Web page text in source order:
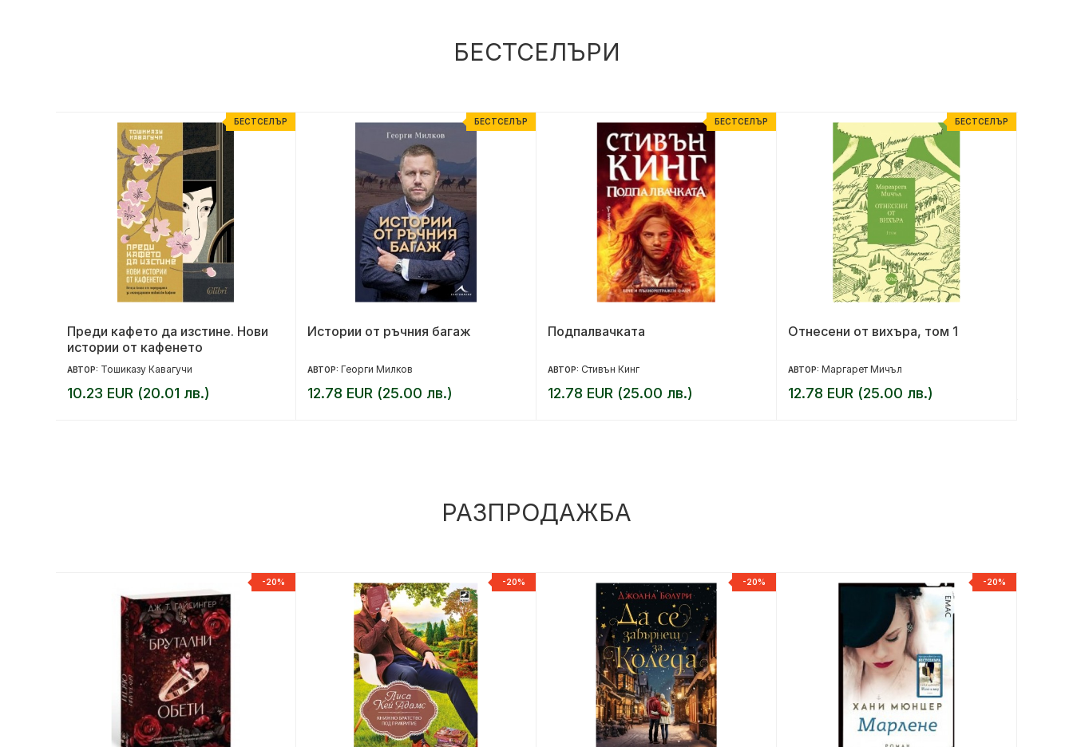
БЕСТСЕЛЪРИ
БЕСТСЕЛЪР
Преди кафето да изстине. Нови
истории от кафенето
АВТОР: Тошиказу Кавагучи
10.23 EUR (20.01 лв.)
БЕСТСЕЛЪР
Истории от ръчния багаж
АВТОР: Георги Милков
12.78 EUR (25.00 лв.)
БЕСТСЕЛЪР
Подпалвачката
АВТОР: Стивън Кинг
12.78 EUR (25.00 лв.)
БЕСТСЕЛЪР
Отнесени от вихъра, том 1
АВТОР: Маргарет Мичъл
12.78 EUR (25.00 лв.)
РАЗПРОДАЖБА
-20% -20% -20% -20%